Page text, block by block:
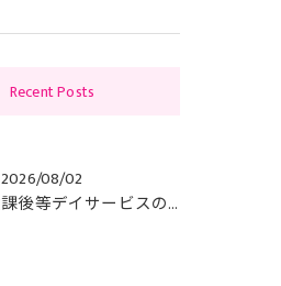
Recent Posts
2026/08/02
放課後等デイサービスの基本方針と東京都で運営適合するためのポイント